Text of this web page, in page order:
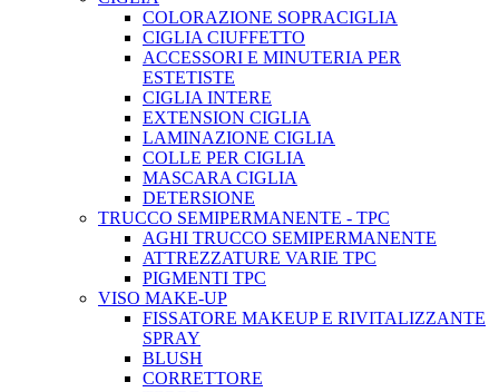
COLORAZIONE SOPRACIGLIA
CIGLIA CIUFFETTO
ACCESSORI E MINUTERIA PER
ESTETISTE
CIGLIA INTERE
EXTENSION CIGLIA
LAMINAZIONE CIGLIA
COLLE PER CIGLIA
MASCARA CIGLIA
DETERSIONE
TRUCCO SEMIPERMANENTE - TPC
AGHI TRUCCO SEMIPERMANENTE
ATTREZZATURE VARIE TPC
PIGMENTI TPC
VISO MAKE-UP
FISSATORE MAKEUP E RIVITALIZZANTE
SPRAY
BLUSH
CORRETTORE